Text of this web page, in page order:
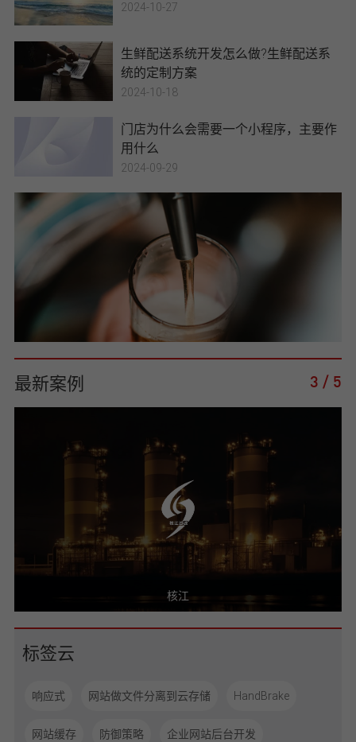
2024-10-27
生鲜配送系统开发怎么做?生鲜配送系
统的定制方案
2024-10-18
门店为什么会需要一个小程序，主要作
用什么
2024-09-29
最新案例 3 / 5
核江
标签云
响应式 网站做文件分离到云存储 HandBrake
网站缓存 防御策略 企业网站后台开发